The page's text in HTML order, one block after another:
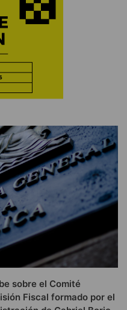
sobre el Comité
Fiscal formado por el